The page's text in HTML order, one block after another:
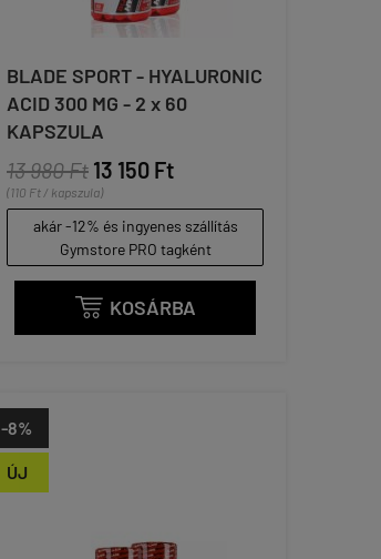
BLADE SPORT - HYALURONIC
ACID 300 MG - 2 x 60
KAPSZULA
13 980 Ft 13 150 Ft
(110 Ft / kapszula)
akár -12% és ingyenes szállítás
Gymstore PRO tagként
 KOSÁRBA
ÚJ
-8%